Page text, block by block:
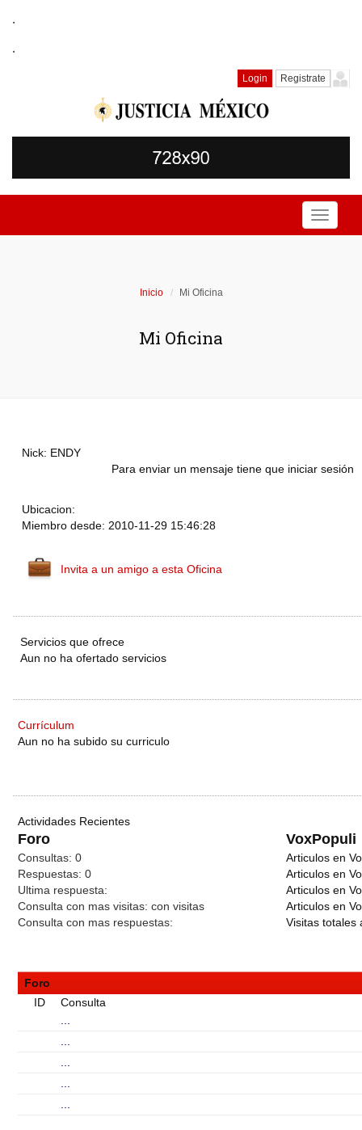
.
.
Login Registrate
Toggle
Inicio Mi Oficina
Mi Oficina
Nick: ENDY
Para enviar un mensaje tiene que iniciar sesión
Ubicacion:
Miembro desde: 2010-11-29 15:46:28
Invita a un amigo a esta Oficina
Servicios que ofrece
Aun no ha ofertado servicios
Currículum
Aun no ha subido su curriculo
Actividades Recientes
Foro VoxPopuli
Consultas: 0
Respuestas: 0
Ultima respuesta:
Consulta con mas visitas: con visitas
Consulta con mas respuestas:
Articulos en
Articulos en
Articulos en
Articulos en
Visitas totales
Foro
ID
Consulta